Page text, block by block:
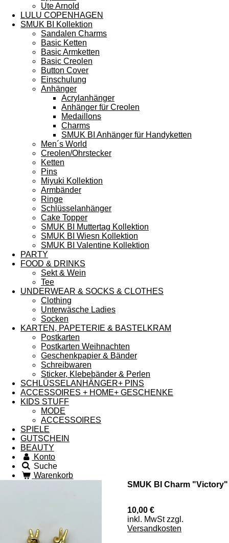
Ute Arnold
LULU COPENHAGEN
SMUK BI Kollektion
Sandalen Charms
Basic Ketten
Basic Armketten
Basic Creolen
Button Cover
Einschulung
Anhänger
Acrylanhänger
Anhänger für Creolen
Medaillons
Charms
SMUK BI Anhänger für Handyketten
Men´s World
Creolen/Ohrstecker
Ketten
Pins
Miyuki Kollektion
Armbänder
Ringe
Schlüsselanhänger
Cake Topper
SMUK BI Muttertag Kollektion
SMUK BI Wiesn Kollektion
SMUK BI Valentine Kollektion
PARTY
FOOD & DRINKS
Sekt & Wein
Tee
UNDERWEAR & SOCKS & CLOTHES
Clothing
Unterwäsche Ladies
Socken
KARTEN, PAPETERIE & BASTELKRAM
Postkarten
Postkarten Weihnachten
Geschenkpapier & Bänder
Schreibwaren
Sticker, Klebebänder & Perlen
SCHLÜSSELANHÄNGER+ PINS
ACCESSOIRES + HOME+ GESCHENKE
KIDS STUFF
MODE
ACCESSOIRES
SPIELE
GUTSCHEIN
BEAUTY
Konto
Suche
Warenkorb
SMUK BI Charm "Victory"
10,00 €
inkl. MwSt zzgl.
Versandkosten